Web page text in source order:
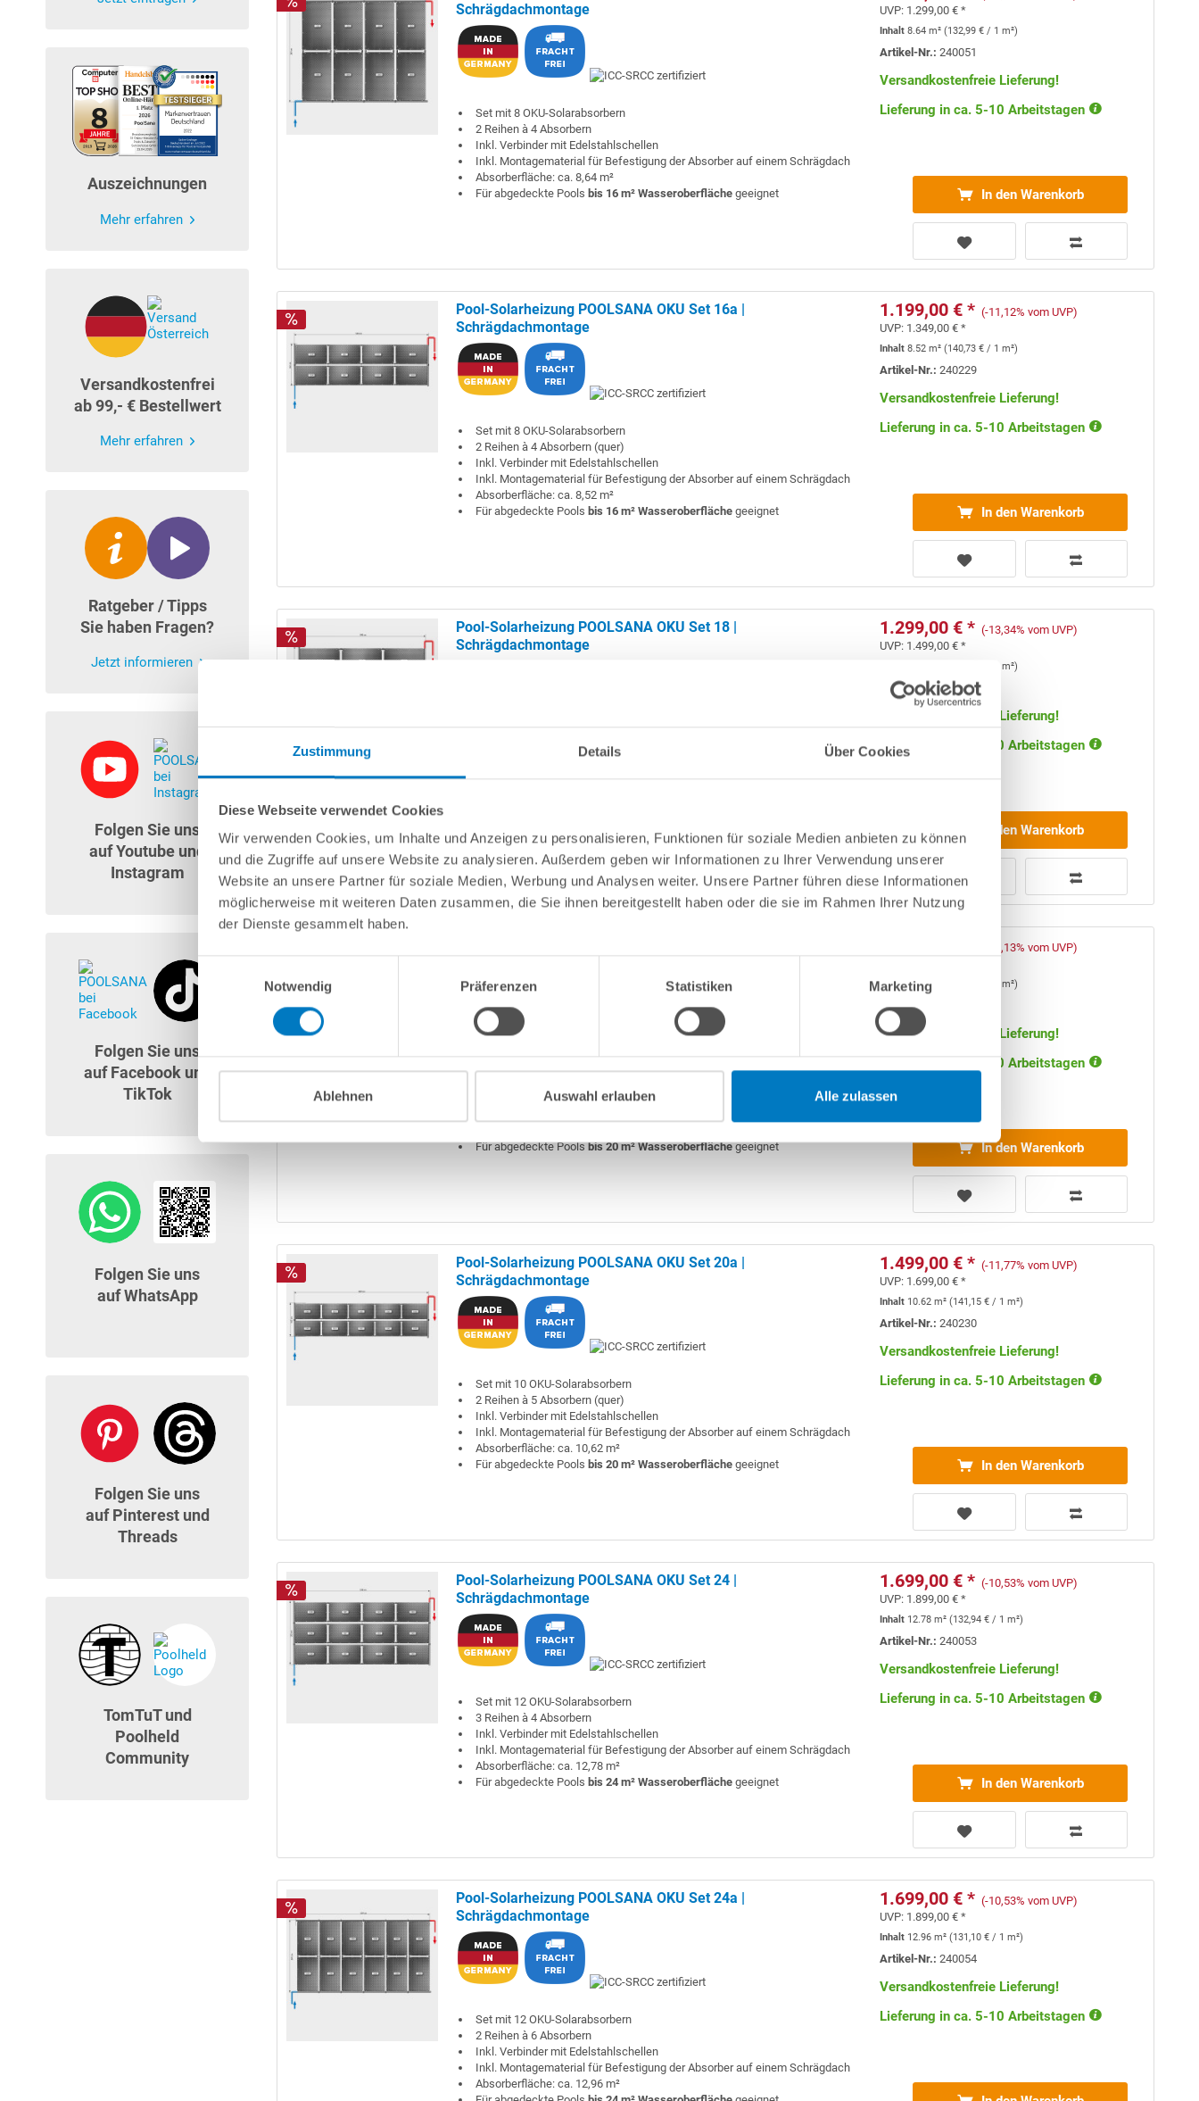
Zustimmung Details Über Cookies
Diese Webseite verwendet Cookies
Wir verwenden Cookies, um Inhalte und Anzeigen zu personalisieren, Funktionen für soziale Medien anbieten zu können
und die Zugriffe auf unsere Website zu analysieren. Außerdem geben wir Informationen zu Ihrer Verwendung unserer
Website an unsere Partner für soziale Medien, Werbung und Analysen weiter. Unsere Partner führen diese Informationen
möglicherweise mit weiteren Daten zusammen, die Sie ihnen bereitgestellt haben oder die sie im Rahmen Ihrer Nutzung
der Dienste gesammelt haben.
Einwilligungsauswahl
Notwendig
Präferenzen Statistiken Marketing
Ablehnen Auswahl erlauben Alle zulassen
Auszeichnungen
Mehr erfahren
Versandkostenfrei
ab 99,- € Bestellwert
Mehr erfahren
Ratgeber / Tipps
Sie haben Fragen?
Jetzt informieren
Folgen Sie uns
auf Youtube und
Instagram
Folgen Sie uns
auf Facebook und
TikTok
Folgen Sie uns
auf WhatsApp
Folgen Sie uns
auf Pinterest und
Threads
TomTuT und
Poolheld
Community
Schrägdachmontage
Set mit 8 OKU-Solarabsorbern
2 Reihen à 4 Absorbern
Inkl. Verbinder mit Edelstahlschellen
Inkl. Montagematerial für Befestigung der Absorber auf einem Schrägdach
Absorberfläche: ca. 8,64 m²
Für abgedeckte Pools bis 16 m² Wasseroberfläche geeignet
UVP: 1.299,00 € *
Inhalt8.64 m²(132,99 € / 1 m²)
Artikel-Nr.:240051
Versandkostenfreie Lieferung!
Lieferung in ca. 5-10 Arbeitstagen
In den Warenkorb
Pool-Solarheizung POOLSANA OKU Set 16a |
Schrägdachmontage
Set mit 8 OKU-Solarabsorbern
2 Reihen à 4 Absorbern (quer)
Inkl. Verbinder mit Edelstahlschellen
Inkl. Montagematerial für Befestigung der Absorber auf einem Schrägdach
Absorberfläche: ca. 8,52 m²
Für abgedeckte Pools bis 16 m² Wasseroberfläche geeignet
1.199,00 € * (-11,12% vom UVP)
UVP: 1.349,00 € *
Inhalt8.52 m²(140,73 € / 1 m²)
Artikel-Nr.:240229
Versandkostenfreie Lieferung!
Lieferung in ca. 5-10 Arbeitstagen
In den Warenkorb
Pool-Solarheizung POOLSANA OKU Set 18 |
Schrägdachmontage
Set mit 9 OKU-Solarabsorbern
1.299,00 € * (-13,34% vom UVP)
UVP: 1.499,00 € *
/ 1 m²)
Artikel-Nr.:240052
Versandkostenfreie Lieferung!
Lieferung in ca. 5-10 Arbeitstagen
In den Warenkorb
Inkl. Verbinder mit Edelstahlschellen
Für abgedeckte Poolsbis 20 m² Wasseroberflächegeeignet
(-12,13% vom UVP)
Inhalt10.8 m² / 1 m²)
Artikel-Nr.:
Versandkostenfreie Lieferung!
Lieferung in ca. 5-10 Arbeitstagen
In den Warenkorb
Pool-Solarheizung POOLSANA OKU Set 20a |
Schrägdachmontage
Set mit 10 OKU-Solarabsorbern
2 Reihen à 5 Absorbern (quer)
Inkl. Verbinder mit Edelstahlschellen
Inkl. Montagematerial für Befestigung der Absorber auf einem Schrägdach
Absorberfläche: ca. 10,62 m²
Für abgedeckte Pools bis 20 m² Wasseroberfläche geeignet
1.499,00 € * (-11,77% vom UVP)
UVP: 1.699,00 € *
Inhalt 10.62 m²(141,15 € / 1 m²)
Artikel-Nr.:240230
Versandkostenfreie Lieferung!
Lieferung in ca. 5-10 Arbeitstagen
In den Warenkorb
Pool-Solarheizung POOLSANA OKU Set 24 |
Schrägdachmontage
Set mit 12 OKU-Solarabsorbern
3 Reihen à 4 Absorbern
Inkl. Verbinder mit Edelstahlschellen
Inkl. Montagematerial für Befestigung der Absorber auf einem Schrägdach
Absorberfläche: ca. 12,78 m²
Für abgedeckte Pools bis 24 m² Wasseroberfläche geeignet
1.699,00 € * (-10,53% vom UVP)
UVP: 1.899,00 € *
Inhalt 12.78 m²(132,94 € / 1 m²)
Artikel-Nr.:240053
Versandkostenfreie Lieferung!
Lieferung in ca. 5-10 Arbeitstagen
In den Warenkorb
Pool-Solarheizung POOLSANA OKU Set 24a |
Schrägdachmontage
Set mit 12 OKU-Solarabsorbern
2 Reihen à 6 Absorbern
Inkl. Verbinder mit Edelstahlschellen
Inkl. Montagematerial für Befestigung der Absorber auf einem Schrägdach
Absorberfläche: ca. 12,96 m²
1.699,00 € * (-10,53% vom UVP)
UVP: 1.899,00 € *
Inhalt 12.96 m²(131,10 € / 1 m²)
Artikel-Nr.:240054
Versandkostenfreie Lieferung!
Lieferung in ca. 5-10 Arbeitstagen